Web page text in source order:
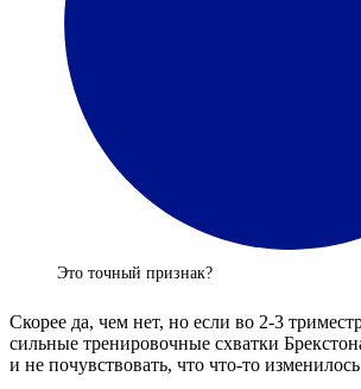
Это точный признак?
Скорее да, чем нет, но если во 2-3
сильные тренировочные схватки
и не почувствовать, что что-то